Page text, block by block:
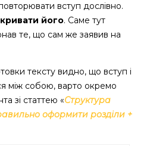
вступ дослівно.
його. Саме тут
те, що сам же заявив на
тексту видно, що вступ і
між собою, варто окремо
зі статтею «Структура
оформити розділи +